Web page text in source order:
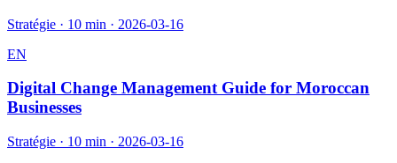
Stratégie · 10 min · 2026-03-16
EN
Digital Change Management Guide for Moroccan
Businesses
Stratégie · 10 min · 2026-03-16